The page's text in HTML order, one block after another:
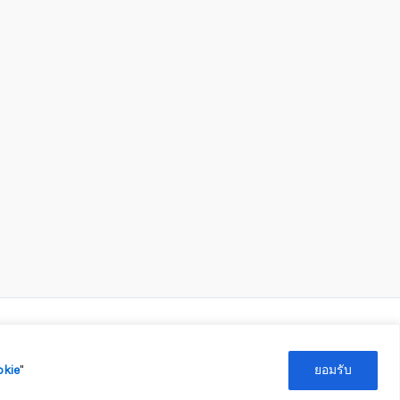
'' ยอมรับ
ติดต่อเจ้าหน้าที่